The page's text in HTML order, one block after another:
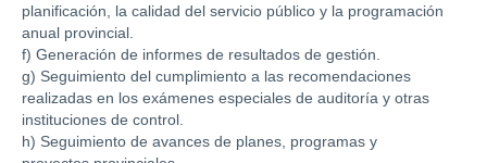
planificación, la calidad del servicio público y la programación
anual provincial.
f) Generación de informes de resultados de gestión.
g) Seguimiento del cumplimiento a las recomendaciones
realizadas en los exámenes especiales de auditoría y otras
instituciones de control.
h) Seguimiento de avances de planes, programas y